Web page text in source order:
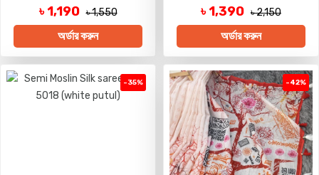
৳ 1,190 ৳ 1,550
অর্ডার করুন
৳ 1,390 ৳ 2,150
অর্ডার করুন
-35% -42%